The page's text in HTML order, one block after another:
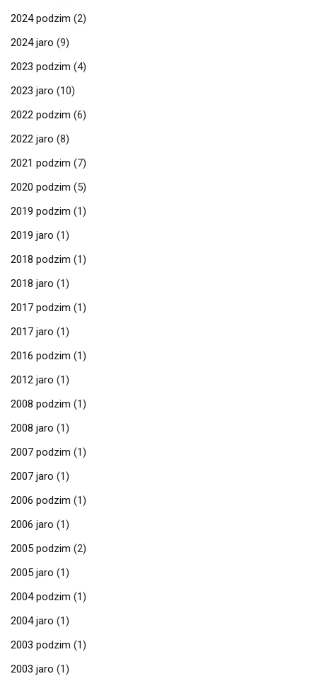
2024 podzim (2)
2024 jaro (9)
2023 podzim (4)
2023 jaro (10)
2022 podzim (6)
2022 jaro (8)
2021 podzim (7)
2020 podzim (5)
2019 podzim (1)
2019 jaro (1)
2018 podzim (1)
2018 jaro (1)
2017 podzim (1)
2017 jaro (1)
2016 podzim (1)
2012 jaro (1)
2008 podzim (1)
2008 jaro (1)
2007 podzim (1)
2007 jaro (1)
2006 podzim (1)
2006 jaro (1)
2005 podzim (2)
2005 jaro (1)
2004 podzim (1)
2004 jaro (1)
2003 podzim (1)
2003 jaro (1)